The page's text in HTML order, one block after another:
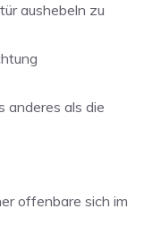
aushebeln zu
anderes als die
offenbare sich im